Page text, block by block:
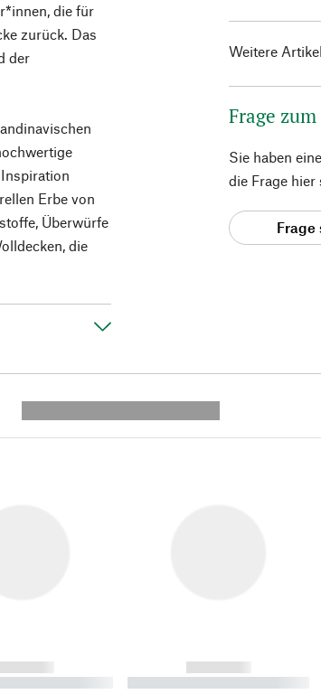
die für
zurück. Das
der
Erbe von
Überwürfe
die
Weitere
Frage
Sie haben
die Frage
Frage
----------
------------
----------- ----------- ----------